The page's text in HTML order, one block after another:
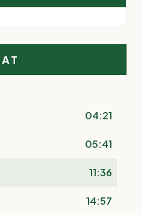
04:21
05:41
11:36
14:57